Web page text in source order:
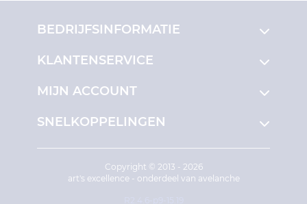
BEDRIJFSINFORMATIE
KLANTENSERVICE
MIJN ACCOUNT
SNELKOPPELINGEN
Copyright © 2013 - 2026
art's excellence - onderdeel van avelanche